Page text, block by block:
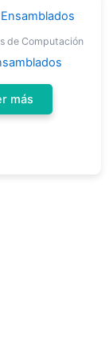
de Computación
más